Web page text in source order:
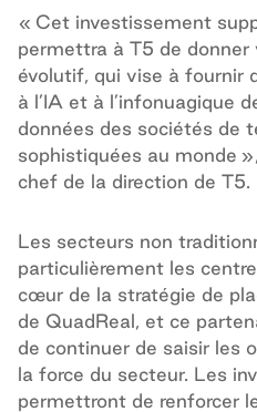
« Cet investissement
permettra à T5 de donner
évolutif, qui vise à fournir
à l’IA et à l’infonuagique
données des sociétés de
sophistiquées au monde
chef de la direction de T5.
Les secteurs non
particulièrement les
cœur de la stratégie de
de QuadReal, et ce
de continuer de saisir les
la force du secteur. Les
permettront de renforcer